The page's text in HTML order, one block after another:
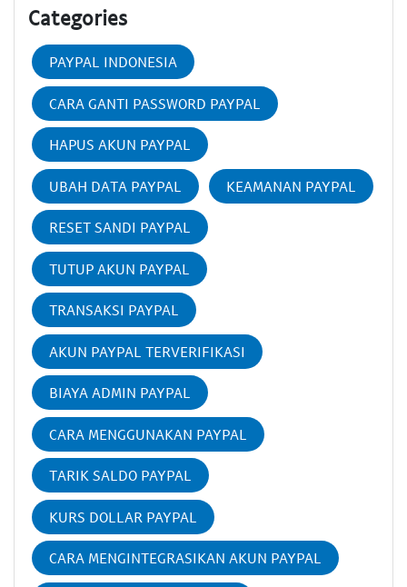
Categories
PAYPAL INDONESIA
CARA GANTI PASSWORD PAYPAL
HAPUS AKUN PAYPAL
UBAH DATA PAYPAL KEAMANAN PAYPAL
RESET SANDI PAYPAL
TUTUP AKUN PAYPAL
TRANSAKSI PAYPAL
AKUN PAYPAL TERVERIFIKASI
BIAYA ADMIN PAYPAL
CARA MENGGUNAKAN PAYPAL
TARIK SALDO PAYPAL
KURS DOLLAR PAYPAL
CARA MENGINTEGRASIKAN AKUN PAYPAL